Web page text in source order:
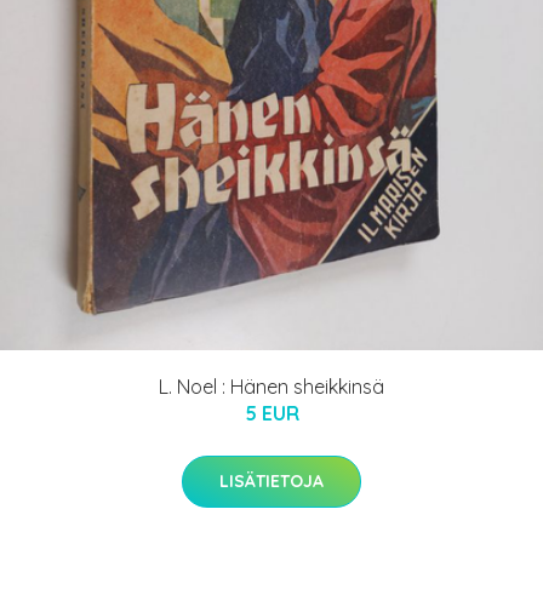
L. Noel : Hänen sheikkinsä
5 EUR
LISÄTIETOJA